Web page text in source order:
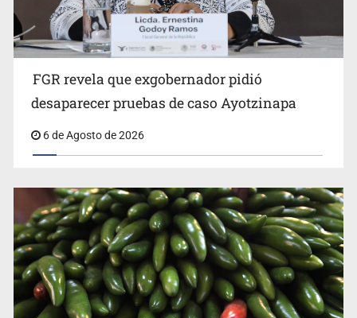
Kershenobich descarta brote de ciclosporiasis en
FGR revela que exgobernador pidió
desaparecer pruebas de caso Ayotzinapa
6 de Agosto de 2026